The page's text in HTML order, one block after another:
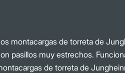
montacargas de torreta de
pasillos muy estrechos.
de torreta de